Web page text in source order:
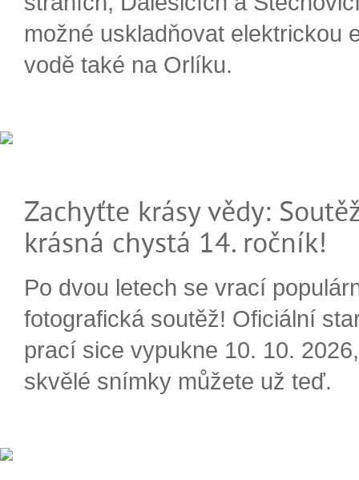
možné uskladňovat elektrickou
vodě také na Orlíku.
Zachyťte krásy vědy:
krásná chystá 14. ročník!
Po dvou letech se vrací
fotografická soutěž! Oficiální
prací sice vypukne 10. 10.
skvělé snímky můžete už teď.